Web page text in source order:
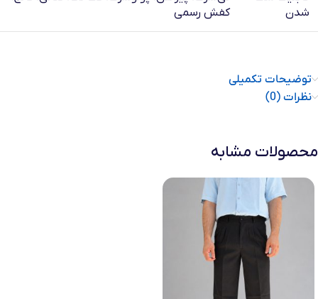
شدن
کفش رسمی
توضیحات تکمیلی
نظرات (0)
محصولات مشابه